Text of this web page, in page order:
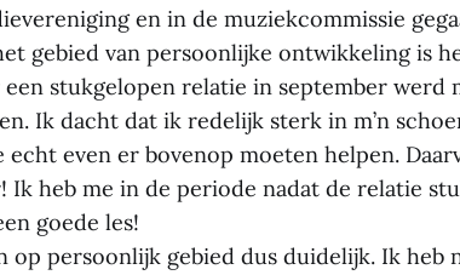
en in de muziekcommissie
gebied van persoonlijke ontwikkeling is
stukgelopen relatie in september werd
Ik dacht dat ik redelijk sterk in m’n
echt even er bovenop moeten helpen.
Ik heb me in de periode nadat de relatie
goede les!
op persoonlijk gebied dus duidelijk. Ik heb